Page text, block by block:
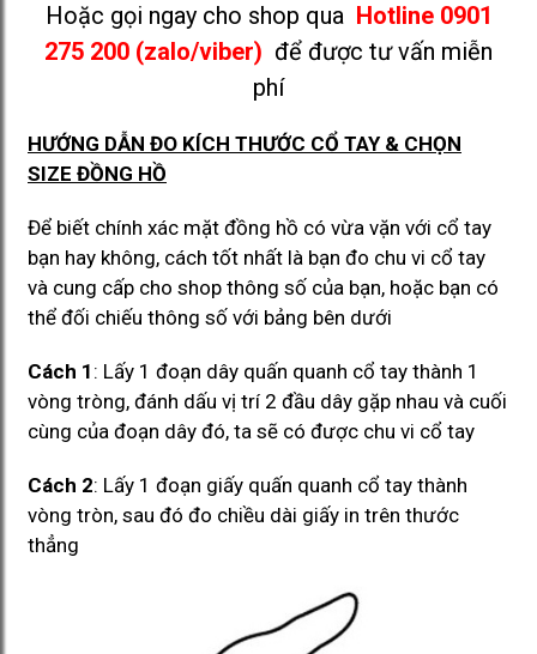
Hoặc gọi ngay cho shop qua Hotline 0901
275 200 (zalo/viber) để được tư vấn miễn
phí
HƯỚNG DẪN ĐO KÍCH THƯỚC CỔ TAY & CHỌN
SIZE ĐỒNG HỒ
Để biết chính xác mặt đồng hồ có vừa vặn với cổ tay
bạn hay không, cách tốt nhất là bạn đo chu vi cổ tay
và cung cấp cho shop thông số của bạn, hoặc bạn có
thể đối chiếu thông số với bảng bên dưới
Cách 1 : Lấy 1 đoạn dây quấn quanh cổ tay thành 1
vòng tròng, đánh dấu vị trí 2 đầu dây gặp nhau và cuối
cùng của đoạn dây đó, ta sẽ có được chu vi cổ tay
Cách 2: Lấy 1 đoạn giấy quấn quanh cổ tay thành
vòng tròn, sau đó đo chiều dài giấy in trên thước
thẳng